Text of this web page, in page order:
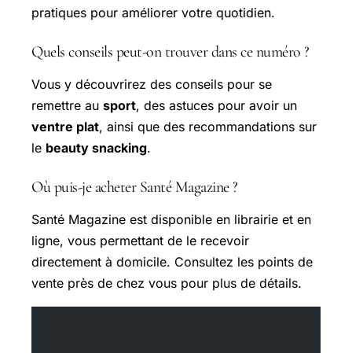
pratiques pour améliorer votre quotidien.
Quels conseils peut-on trouver dans ce numéro ?
Vous y découvrirez des conseils pour se
remettre au sport, des astuces pour avoir un
ventre plat, ainsi que des recommandations sur
le beauty snacking.
Où puis-je acheter Santé Magazine ?
Santé Magazine est disponible en librairie et en
ligne, vous permettant de le recevoir
directement à domicile. Consultez les points de
vente près de chez vous pour plus de détails.